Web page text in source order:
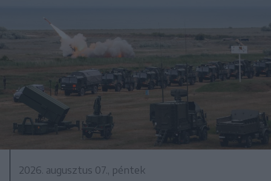
2026. augusztus 07., péntek